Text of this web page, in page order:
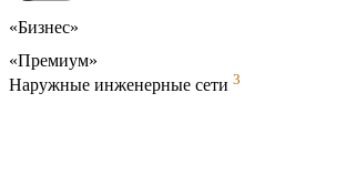
«Бизнес»
«Премиум»
Наружные инженерные сети 3